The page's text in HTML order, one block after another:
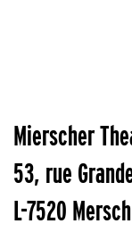
Mierscher
53, rue
L-7520 Mersch